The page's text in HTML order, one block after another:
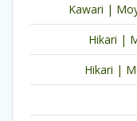
Kawari |
Hikari |
Hikari |